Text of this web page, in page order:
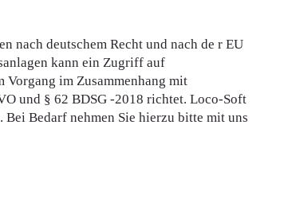
nach deutschem Recht und nach de r EU
kann ein Zugriff auf
Vorgang im Zusammenhang mit
und § 62 BDSG -2018 richtet. Loco-Soft
Bedarf nehmen Sie hierzu bitte mit uns